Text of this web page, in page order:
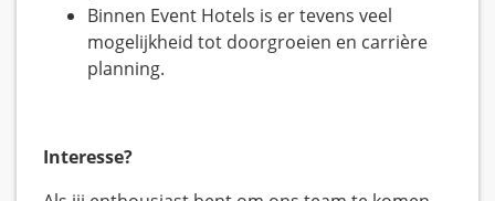
Binnen Event Hotels is er tevens veel
mogelijkheid tot doorgroeien en carrière
planning.
Interesse?